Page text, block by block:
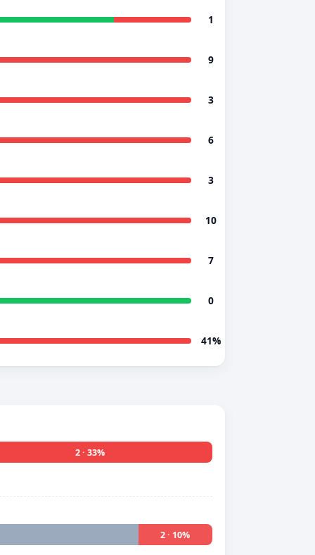
1
9
3
6
3
10
7
0
41%
2 · 33%
2 · 10%